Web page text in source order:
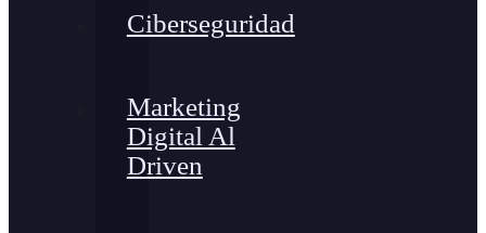
Ciberseguridad
Marketing
Digital Al
Driven